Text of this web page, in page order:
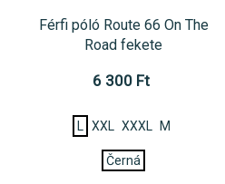
Férfi póló Route 66 On The
Road fekete
6 300 Ft
L XXL XXXL M
Černá